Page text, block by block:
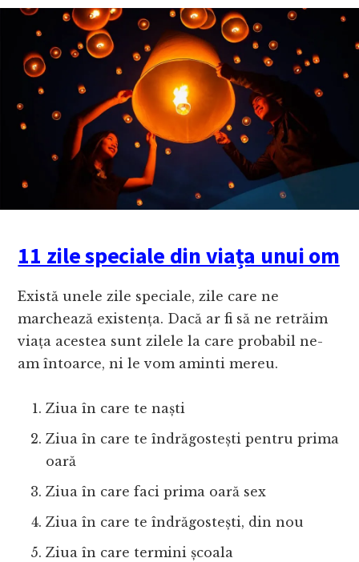
11 zile speciale din viața unui om
Există unele zile speciale, zile care ne
marchează existența. Dacă ar fi să ne retrăim
viața acestea sunt zilele la care probabil ne-
am întoarce, ni le vom aminti mereu.
Ziua în care te naști
Ziua în care te îndrăgostești pentru prima
oară
Ziua în care faci prima oară sex
Ziua în care te îndrăgostești, din nou
Ziua în care termini școala